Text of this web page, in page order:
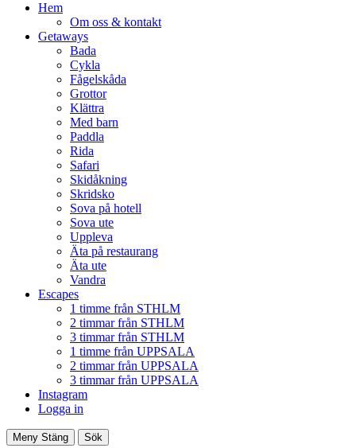
Hem
Om oss & kontakt
Getaways
Bada
Cykla
Fågelskåda
Grottor
Klättra
Med barn
Paddla
Rida
Safari
Skidåkning
Skridsko
Sova på hotell
Sova ute
Uppleva
Äta på restaurang
Äta ute
Vandra
Escapes
1 timme från STHLM
2 timmar från STHLM
3 timmar från STHLM
1 timme från UPPSALA
2 timmar från UPPSALA
3 timmar från UPPSALA
Instagram
Logga in
Meny Stäng Sök